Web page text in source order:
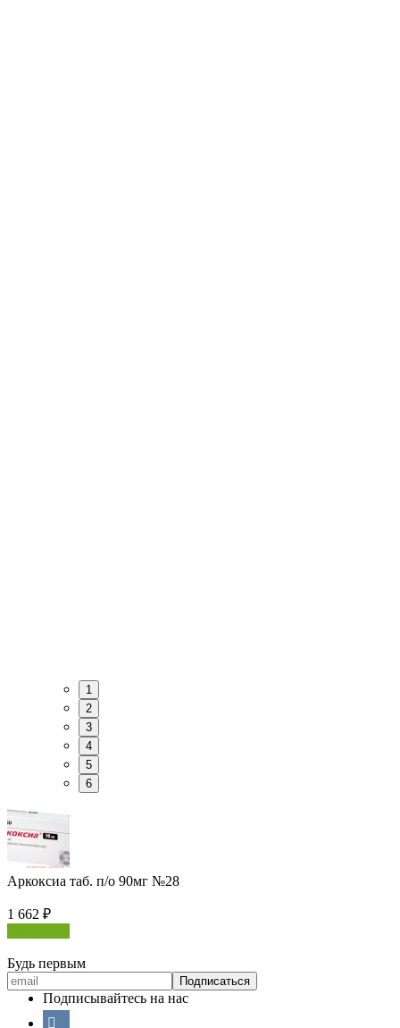
1
2
3
4
5
6
Аркоксиа таб. п/о 90мг №28
1 662 ₽
Будь первым
Подписывайтесь на нас